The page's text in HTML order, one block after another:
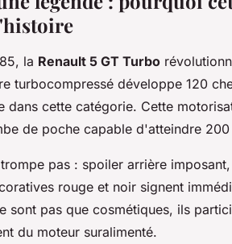
la Renault 5 GT Turbo
turbocompressé développe 120
dans cette catégorie. Cette
de poche capable d'atteindre
pas : spoiler arrière
rouge et noir signent
sont pas que cosmétiques, ils
du moteur suralimenté.